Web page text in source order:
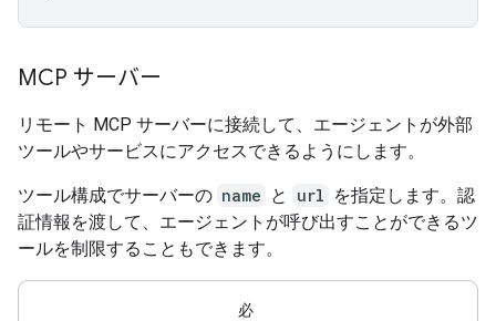
MCP サーバー
リモート MCP サーバーに接続して、エージェントが外部
ツールやサービスにアクセスできるようにします。
ツール構成でサーバーの name と url を指定します。認
証情報を渡して、エージェントが呼び出すことができるツ
ールを制限することもできます。
必